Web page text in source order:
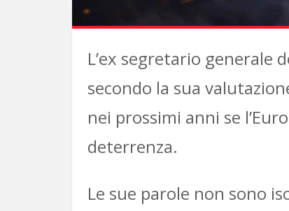
L’ex segretario generale
secondo la sua
nei prossimi anni se
deterrenza.
Le sue parole non sono